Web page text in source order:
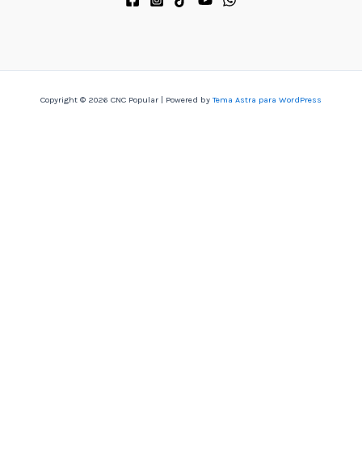
Copyright © 2026 CNC Popular | Powered by Tema Astra para WordPress